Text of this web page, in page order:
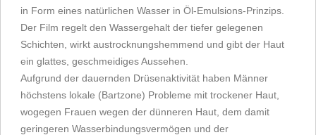
in Form eines natürlichen Wasser in Öl-Emulsions-Prinzips.
Der Film regelt den Wassergehalt der tiefer gelegenen
Schichten, wirkt austrocknungshemmend und gibt der Haut
ein glattes, geschmeidiges Aussehen.
Aufgrund der dauernden Drüsenaktivität haben Männer
höchstens lokale (Bartzone) Probleme mit trockener Haut,
wogegen Frauen wegen der dünneren Haut, dem damit
geringeren Wasserbindungsvermögen und der